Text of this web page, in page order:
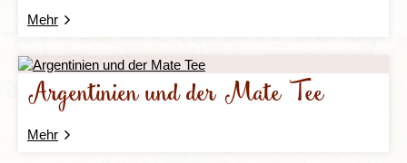
Mehr
Argentinien und der Mate Tee
Mehr